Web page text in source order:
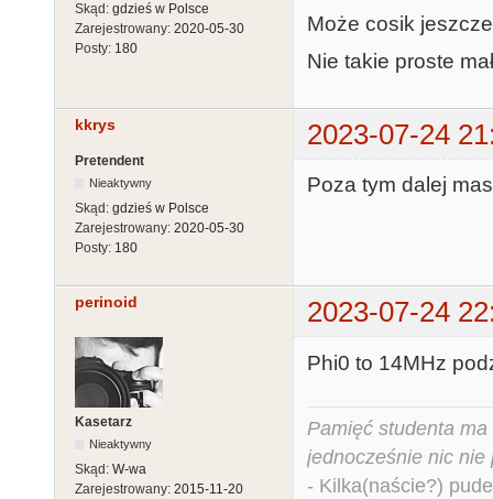
Skąd: gdzieś w Polsce
Zarejestrowany: 2020-05-30
Posty: 180
Może cosik
Nie takie proste
kkrys 2023-07-24
Pretendent
Nieaktywny
Skąd: gdzieś w Polsce
Zarejestrowany: 2020-05-30
Posty: 180
Poza tym dalej
perinoid 2023-07-24
Kasetarz
Nieaktywny
Skąd: W-wa
Zarejestrowany: 2015-11-20
Phi0 to 14MHz
Pamięć studenta
jednocześnie nic nie
- Kilka(naście?)